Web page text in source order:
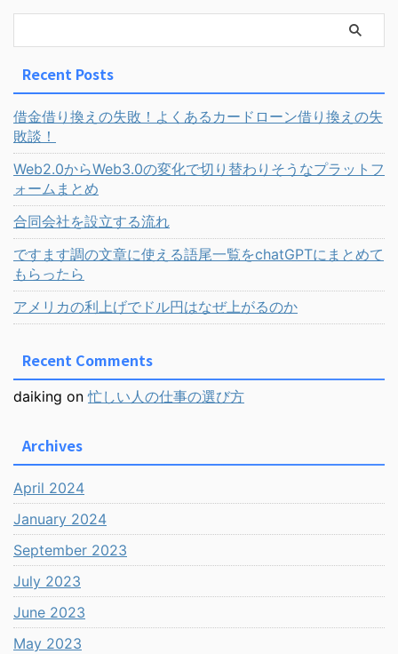
Recent Posts
借金借り換えの失敗！よくあるカードローン借り換えの失
敗談！
Web2.0からWeb3.0の変化で切り替わりそうなプラットフ
ォームまとめ
合同会社を設立する流れ
ですます調の文章に使える語尾一覧をchatGPTにまとめて
もらったら
アメリカの利上げでドル円はなぜ上がるのか
Recent Comments
daiking on忙しい人の仕事の選び方
Archives
April 2024
January 2024
September 2023
July 2023
June 2023
May 2023